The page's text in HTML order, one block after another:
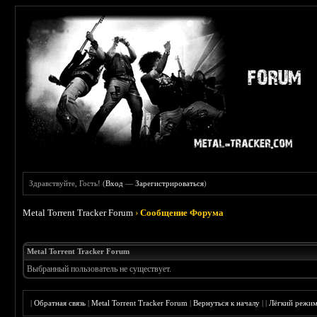
Здравствуйте, Гость! (Вход —Зарегистрироваться)
Metal Torrent Tracker Forum ›Сообщение Форума
Metal Torrent Tracker Forum
Выбранный пользователь не существует.
|Обратная связь |Metal Torrent Tracker Forum |Вернуться к началу ||Лёгкий